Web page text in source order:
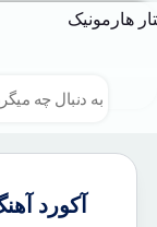
آکورد